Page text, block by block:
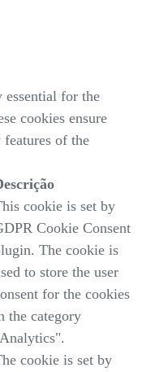
essential for the
cookies ensure
of the
cookie is set by
Cookie Consent
The cookie is
to store the user
for the cookies
the category
cookie is set by